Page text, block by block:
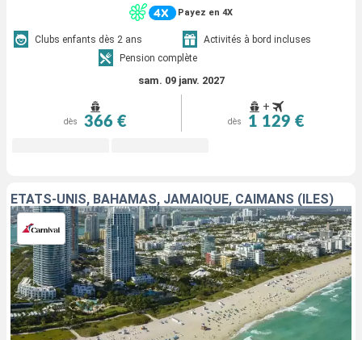
Payez en 4X
Clubs enfants dès 2 ans
Activités à bord incluses
Pension complète
sam. 09 janv. 2027
dès 366 €
+
dès 1 129 €
ÉTATS-UNIS, BAHAMAS, JAMAÏQUE, CAÏMANS (ÎLES)